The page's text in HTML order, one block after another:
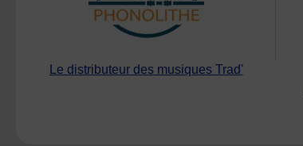
Le distributeur des musiques Trad'